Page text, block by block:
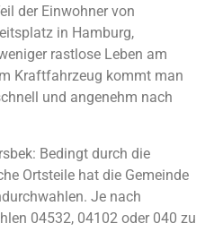
der Einwohner von
in Hamburg,
rastlose Leben am
Kraftfahrzeug kommt man
und angenehm nach
Bedingt durch die
Ortsteile hat die Gemeinde
Je nach
04532, 04102 oder 040 zu